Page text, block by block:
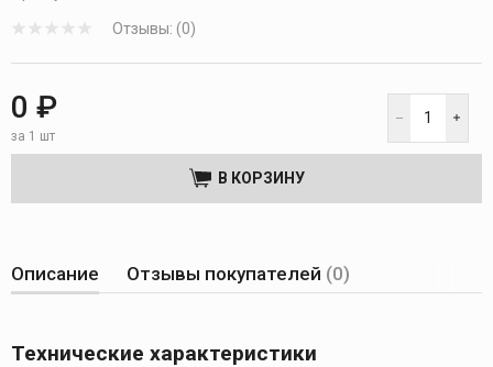
Отзывы: (0)
0 ₽
за 1 шт
В КОРЗИНУ
Описание Отзывы покупателей (0)
Технические характеристики